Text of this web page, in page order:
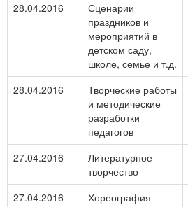
28.04.2016
Сценарии
праздников и
мероприятий в
детском саду,
школе, семье и т.д.
28.04.2016
Творческие работы
и методические
разработки
педагогов
27.04.2016
Литературное
творчество
27.04.2016 Хореография